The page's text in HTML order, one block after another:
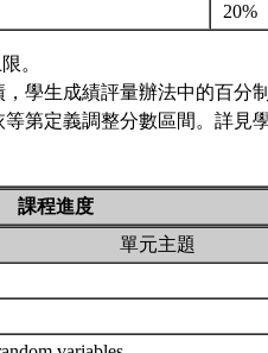
20%
。
學生成績評量辦法中的百分
第定義調整分數區間。詳見
課程進度
單元主題